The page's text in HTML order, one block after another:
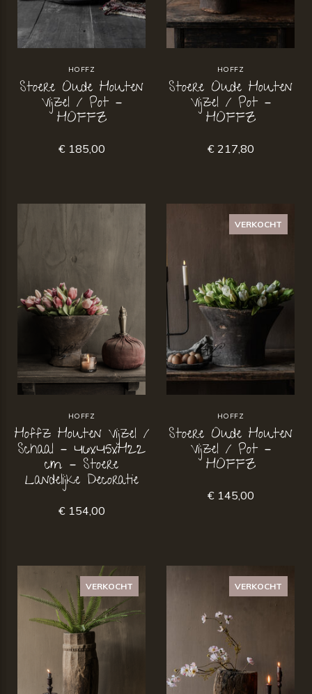
HOFFZ
Stoere Oude Houten
Vijzel / Pot –
HOFFZ
€ 185,00
HOFFZ
Stoere Oude Houten
Vijzel / Pot –
HOFFZ
€ 217,80
HOFFZ
Hoffz Houten Vijzel /
Schaal – 46x45xH22
cm – Stoere
Landelijke Decoratie
€ 154,00
VERKOCHT
HOFFZ
Stoere Oude Houten
Vijzel / Pot –
HOFFZ
€ 145,00
VERKOCHT VERKOCHT